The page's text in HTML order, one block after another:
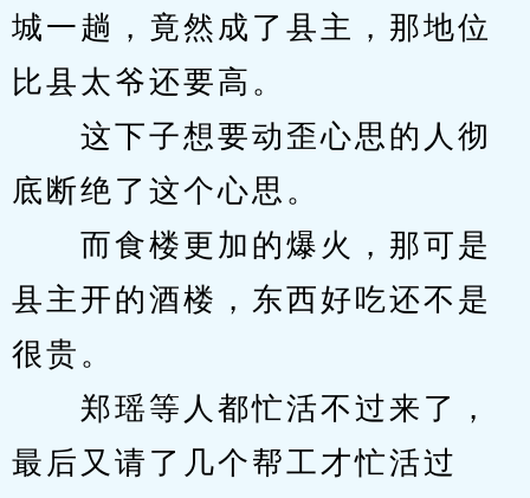
城一趟，竟然成了县主，那地位
比县太爷还要高。
这下子想要动歪心思的人彻
底断绝了这个心思。
而食楼更加的爆火，那可是
县主开的酒楼，东西好吃还不是
很贵。
郑瑶等人都忙活不过来了，
最后又请了几个帮工才忙活过